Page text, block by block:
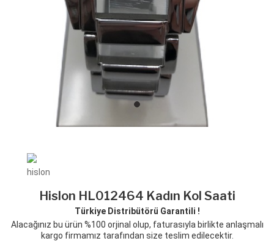
Hislon HL012464 Kadın Kol Saati
Türkiye Distribütörü Garantili !
Alacağınız bu ürün %100 orjinal olup, faturasıyla birlikte anlaşmalı
kargo firmamız tarafından size teslim edilecektir.